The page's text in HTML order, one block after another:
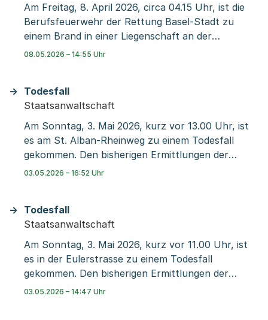
Am Freitag, 8. April 2026, circa 04.15 Uhr, ist die
Berufsfeuerwehr der Rettung Basel-Stadt zu
einem Brand in einer Liegenschaft an der
Lehenmattstrasse ausgerückt. Sie hatte das Feuer
Rauchgasvergiftung ins Spital bringen.
08.05.2026 – 14:55 Uhr
Todesfall
Staatsanwaltschaft
Am Sonntag, 3. Mai 2026, kurz vor 13.00 Uhr, ist
es am St. Alban-Rheinweg zu einem Todesfall
gekommen. Den bisherigen Ermittlungen der
Kriminalpolizei der Staatsanwaltschaft Basel-Stadt
Verletzungen. Hinweise auf Dritteinwirkungen
oder einen Unfall liegen nicht vor.
03.05.2026 – 16:52 Uhr
Todesfall
Staatsanwaltschaft
Am Sonntag, 3. Mai 2026, kurz vor 11.00 Uhr, ist
es in der Eulerstrasse zu einem Todesfall
gekommen. Den bisherigen Ermittlungen der
Kriminalpolizei der Staatsanwaltschaft Basel-Stadt
03.05.2026 – 14:47 Uhr